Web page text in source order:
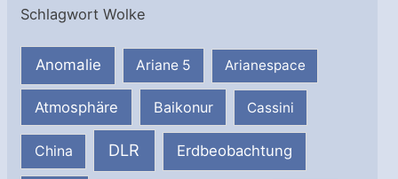
Schlagwort Wolke
Anomalie Ariane 5 Arianespace
Atmosphäre Baikonur Cassini
China DLR Erdbeobachtung